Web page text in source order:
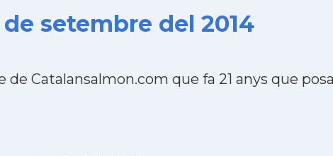
setembre del 2014
Catalansalmon.com que fa 21 anys que